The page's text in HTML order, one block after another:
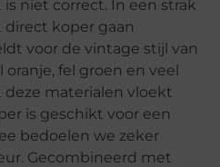
niet correct. In een strak
koper gaan
voor de vintage stijl van
oranje, fel groen en veel
materialen vloekt
is geschikt voor een
bedoelen we zeker
Gecombineerd met